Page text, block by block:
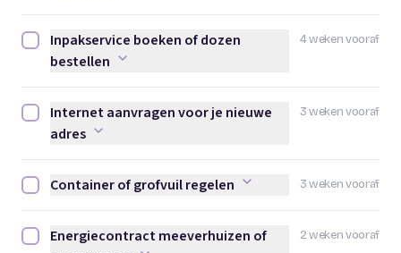
4 weken vooraf
Inpakservice boeken of dozen bestellen afvinken
Inpakservice boeken of dozen
bestellen
3 weken vooraf
Internet aanvragen voor je nieuwe adres afvinken
Internet aanvragen voor je nieuwe
adres
3 weken vooraf
Container of grofvuil regelen afvinken
Container of grofvuil regelen
2 weken vooraf
Energiecontract meeverhuizen of overstappen afvinken
Energiecontract meeverhuizen of